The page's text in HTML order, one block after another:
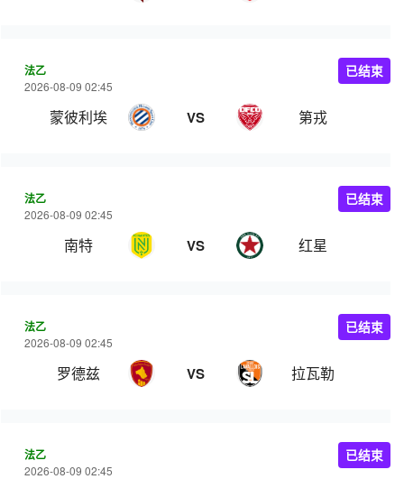
法乙
2026-08-09 02:45
蒙彼利埃 VS 第戎
已结束
法乙
2026-08-09 02:45
南特 VS 红星
已结束
法乙
2026-08-09 02:45
罗德兹 VS 拉瓦勒
已结束
法乙
2026-08-09 02:45
已结束